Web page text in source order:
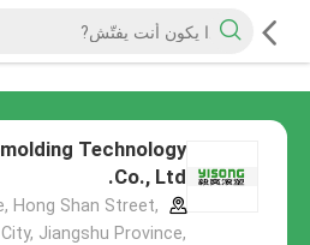
Technology
Co., Ltd.
Hong Shan Street,
Jiangshu Province,